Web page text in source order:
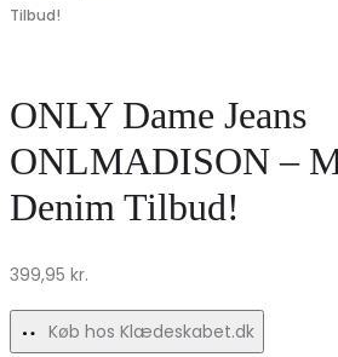
T-
kvinder
–
MdcNena
Tortora
DAME
–
Sandshell
til
Tilbud!
ONLY Dame Jeans
ONLMADISON –
Denim Tilbud!
399,95 kr.
Køb hos Klædeskabet.dk